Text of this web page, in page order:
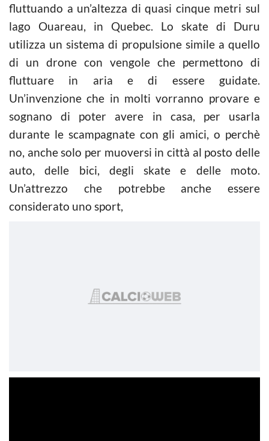
fluttuando a un’altezza di quasi cinque metri sul
lago Ouareau, in Quebec. Lo skate di Duru
utilizza un sistema di propulsione simile a quello
di un drone con vengole che permettono di
fluttuare in aria e di essere guidate.
Un’invenzione che in molti vorranno provare e
sognano di poter avere in casa, per usarla
durante le scampagnate con gli amici, o perchè
no, anche solo per muoversi in città al posto delle
auto, delle bici, degli skate e delle moto.
Un’attrezzo che potrebbe anche essere
considerato uno sport,